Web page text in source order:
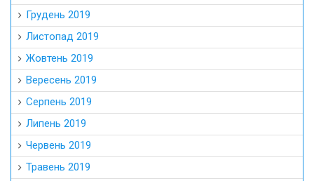
Грудень 2019
Листопад 2019
Жовтень 2019
Вересень 2019
Серпень 2019
Липень 2019
Червень 2019
Травень 2019